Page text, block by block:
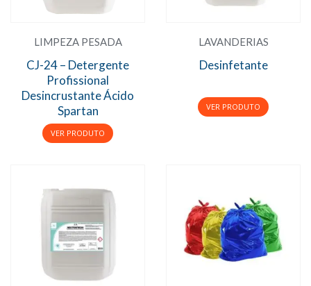
LIMPEZA PESADA
CJ-24 – Detergente
Profissional
Desincrustante Ácido
Spartan
LAVANDERIAS
Desinfetante